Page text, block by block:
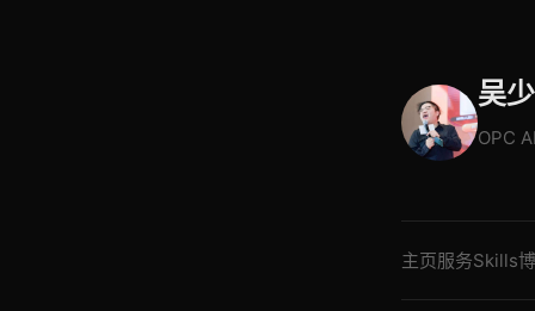
吴
OPC
主页服务Skills